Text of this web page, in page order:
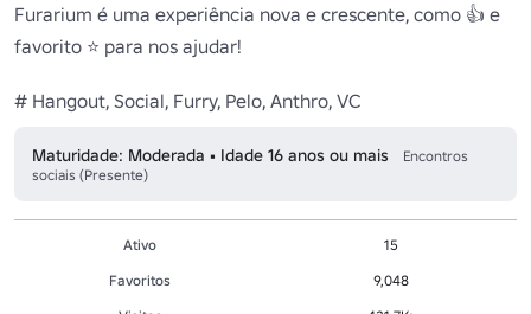
Furarium é uma experiência nova e crescente, como 👍 e
favorito ⭐ para nos ajudar!
# Hangout, Social, Furry, Pelo, Anthro, VC
Maturidade: Moderada • Idade 16 anos ou mais
Encontros
sociais (Presente)
Ativo
15
Favoritos
9,048